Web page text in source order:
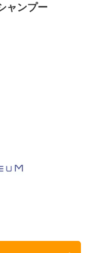
ャンプー